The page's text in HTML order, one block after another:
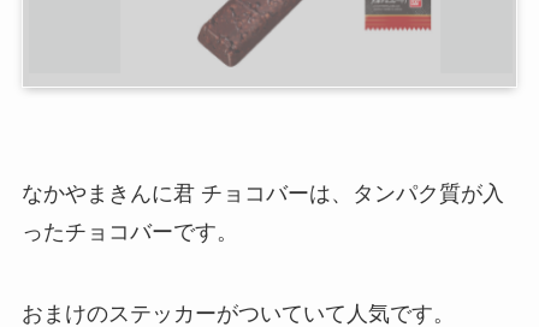
なかやまきんに君 チョコバーは、タンパク質が入
ったチョコバーです。
おまけのステッカーがついていて人気です。